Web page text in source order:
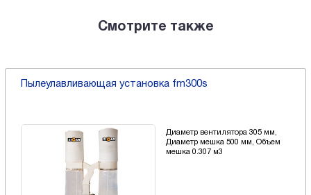
Смотрите также
Пылеулавливающая установка fm300s
Диаметр вентилятора 305 мм,
Диаметр мешка 500 мм, Объем
мешка 0.307 м3